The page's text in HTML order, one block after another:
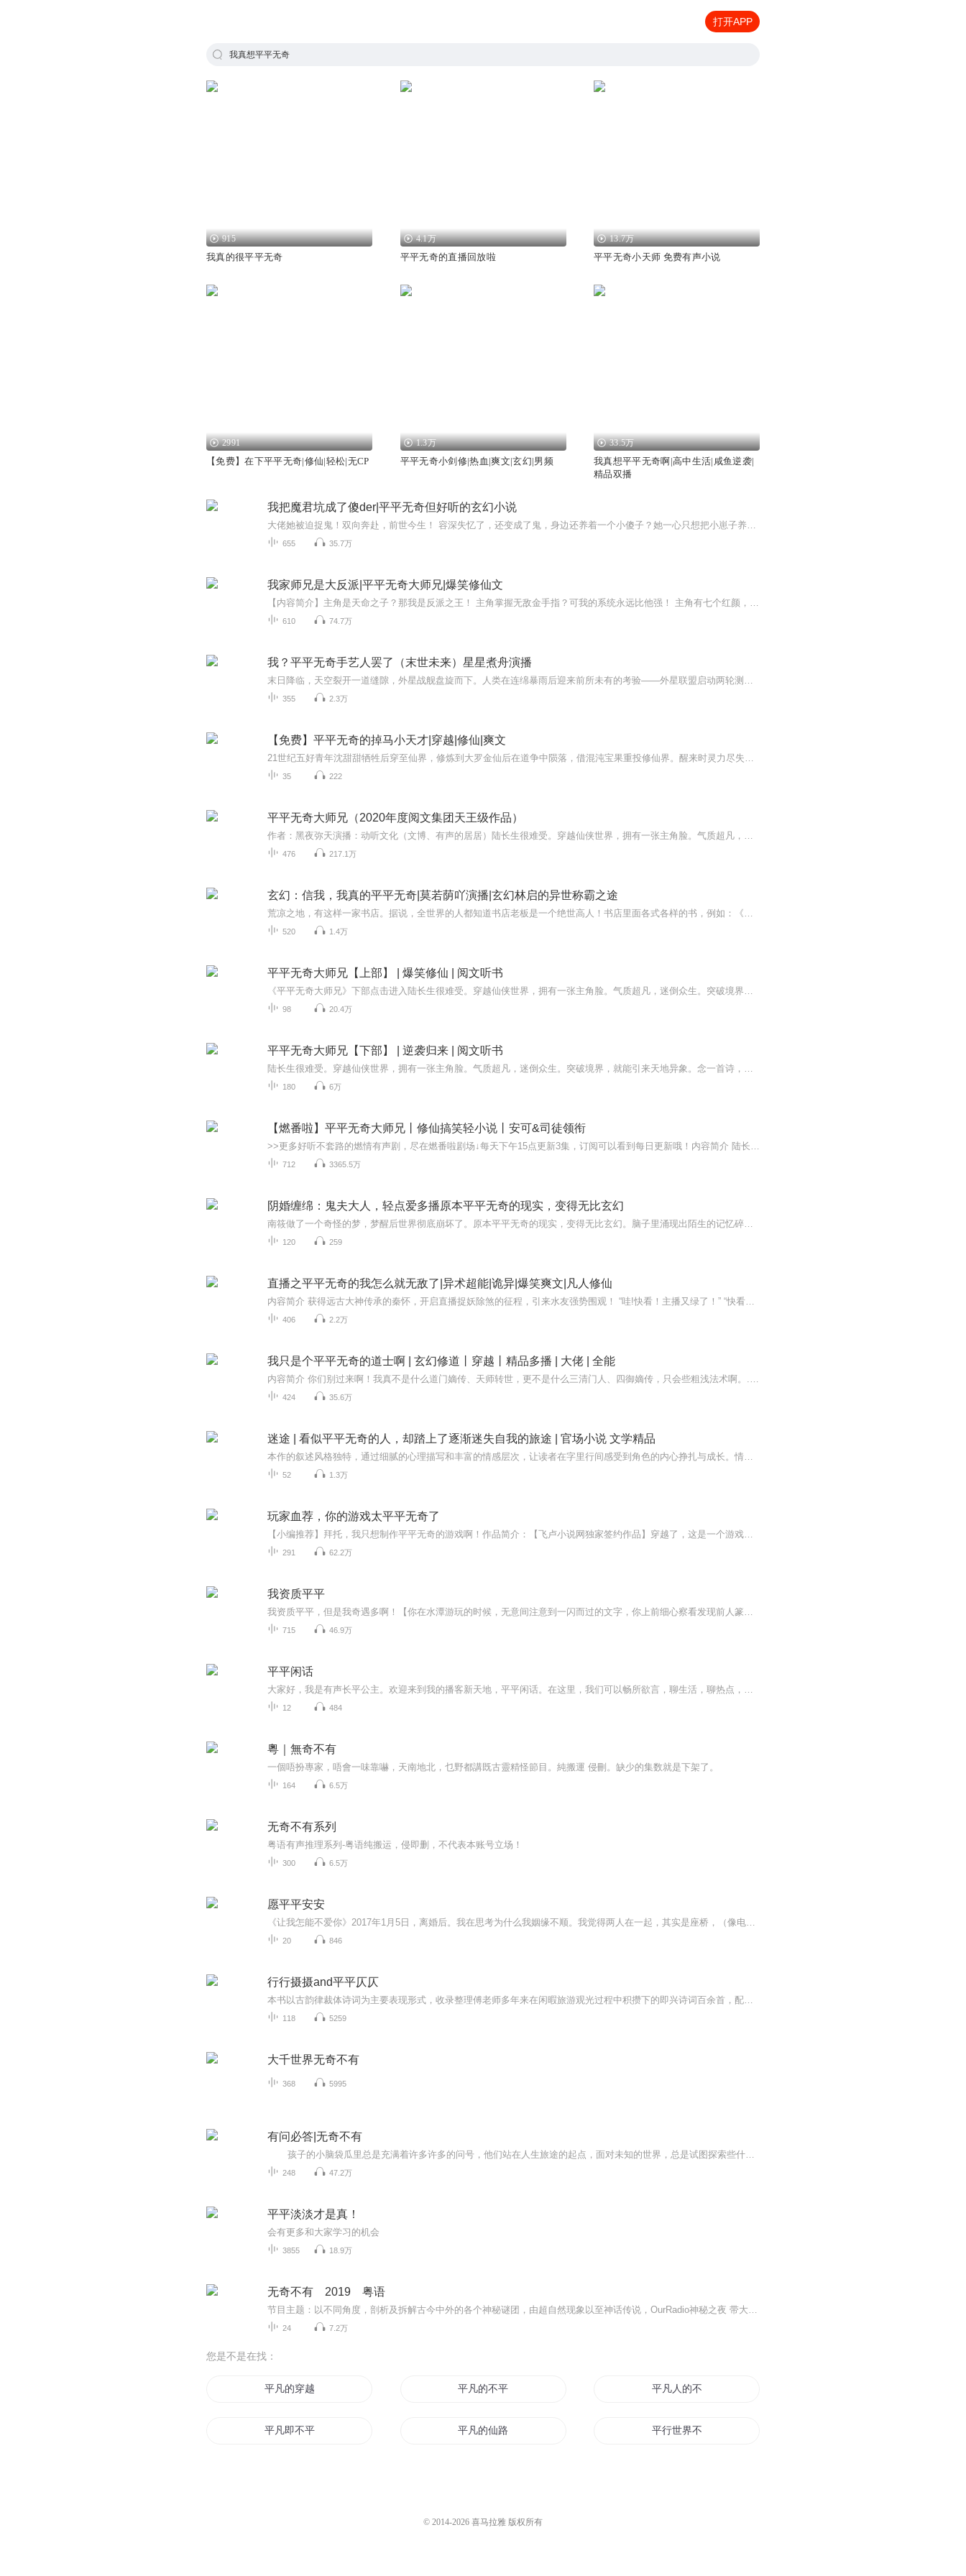
打开APP
我真想平平无奇
915
我真的很平平无奇
4.1万
平平无奇的直播回放啦
13.7万
平平无奇小天师 免费有声小说
2991
【免费】在下平平无奇|修仙|轻松|无CP
1.3万
平平无奇小剑修|热血|爽文|玄幻|男频
33.5万
我真想平平无奇啊|高中生活|咸鱼逆袭|
精品双播
我把魔君坑成了傻der|平平无奇但好听的玄幻小说
大佬她被迫捉鬼！双向奔赴，前世今生！ 容深失忆了，还变成了鬼，身边还养着一个小傻子？她一心只想把小崽子养的白白胖胖，可养着养着却发现傻子不傻了！ 为了找回记忆，容深带着小傻子出门游历，寻找散落各地的记忆石。凶兽出世，阴鬼肆虐，一个个离奇...
655 35.7万
我家师兄是大反派|平平无奇大师兄|爆笑修仙文
【内容简介】主角是天命之子？那我是反派之王！ 主角掌握无敌金手指？可我的系统永远比他强！ 主角有七个红颜，八个知己？ 真棒棒，统统抢过来给我暖床！ 主角肯定会逆袭成功？ 哈？我看你是在自取灭亡！【作者/主播】作者：一剑东来主播：逗瓣【购买须知...
610 74.7万
我？平平无奇手艺人罢了（末世未来）星星煮舟演播
末日降临，天空裂开一道缝隙，外星战舰盘旋而下。人类在连绵暴雨后迎来前所未有的考验——外星联盟启动两轮测试，筛选幸存者加入对抗污染的战斗。叶桑从神秘女子口中得知真相，踏上未知征程。草原、雨林、雪地、沙漠……每一场测试都是生死博弈。他必须在...
355 2.3万
【免费】平平无奇的掉马小天才|穿越|修仙|爽文
21世纪五好青年沈甜甜牺牲后穿至仙界，修炼到大罗金仙后在道争中陨落，借混沌宝果重投修仙界。醒来时灵力尽失，身处九绝剑宗禁地。小葫芦助她引出周天淬剑大阵，她手持醉剑气现身，被众人误认成隐世大能，开启了在修仙界的新旅程。
35 222
平平无奇大师兄（2020年度阅文集团天王级作品）
作者：黑夜弥天演播：动听文化（文博、有声的居居）陆长生很难受。穿越仙侠世界，拥有一张主角脸。气质超凡，迷倒众生。突破境界，就能引来天地异象。念一首诗，便惊动天下文人。随便扯两句道德经、庄子、黄庭经，更是引来天花乱坠，万丈霞光，神兽献瑞。...
476 217.1万
玄幻：信我，我真的平平无奇|莫若荫吖演播|玄幻林启的异世称霸之途
荒凉之地，有这样一家书店。据说，全世界的人都知道书店老板是一个绝世高人！书店里面各式各样的书，例如：《养猪一百法》、《春季植树大全》......这些书被人族不朽的存在视为天外神物！有人租借书籍，居然将一条鱼培养成了上古神兽：青龙！有人租借书籍...
520 1.4万
平平无奇大师兄【上部】 | 爆笑修仙 | 阅文听书
《平平无奇大师兄》下部点击进入陆长生很难受。穿越仙侠世界，拥有一张主角脸。气质超凡，迷倒众生。突破境界，就能引来天地异象。念一首诗，便惊动天下文人。随便扯两句道德经、庄子、黄庭经，更是引来天花乱坠，万丈霞光，神兽献瑞。出去随便历练一下，...
98 20.4万
平平无奇大师兄【下部】 | 逆袭归来 | 阅文听书
陆长生很难受。穿越仙侠世界，拥有一张主角脸。气质超凡，迷倒众生。突破境界，就能引来天地异象。念一首诗，便惊动天下文人。随便扯两句道德经、庄子、黄庭经，更是引来天花乱坠，万丈霞光，神兽献瑞。出去随便历练一下，坐骑不请自来，法宝十步一个。然...
180 6万
【燃番啦】平平无奇大师兄丨修仙搞笑轻小说丨安可&司徒领衔
>>更多好听不套路的燃情有声剧，尽在燃番啦剧场↓每天下午15点更新3集，订阅可以看到每日更新哦！内容简介 陆长生很难受。穿越仙侠世界，拥有一张主角脸。气质超凡，迷倒众生。突破境界，就能引来天地异象。念一首诗，便惊动天下文人。随便扯两句道德经、...
712 3365.5万
阴婚缠绵：鬼夫大人，轻点爱多播原本平平无奇的现实，变得无比玄幻
南筱做了一个奇怪的梦，梦醒后世界彻底崩坏了。原本平平无奇的现实，变得无比玄幻。脑子里涌现出陌生的记忆碎片，青梅竹马也变得让人捉摸不透。 更离谱的是，家里人竟然找了风水先生。风水先生断定，南筱被脏东西缠上了。桃木剑、黑狗血、五帝钱齐上阵，却...
120 259
直播之平平无奇的我怎么就无敌了|异术超能|诡异|爆笑爽文|凡人修仙
内容简介 获得远古大神传承的秦怀，开启直播捉妖除煞的征程，引来水友强势围观！ “哇!快看！主播又绿了！” “快看！主播的狗喷火了！” “哈哈，恭喜主播喜提七星魂珠一枚！” “好可爱的狗狗，好想抱抱他的主人。” “小弟弟，约吗？姐姐也想被你绿啊...
406 2.2万
我只是个平平无奇的道士啊 | 玄幻修道丨穿越丨精品多播 | 大佬 | 全能
内容简介 你们别过来啊！我真不是什么道门嫡传、天师转世，更不是什么三清门人、四御嫡传，只会些粗浅法术啊。......什么？茅山法、天师术？道门八大神咒？地煞七十二术？我是野茅山嘛，众所周知，野茅山里什么人才都有，什么茅山弃徒、龙虎门生、江湖术...
424 35.6万
迷途 | 看似平平无奇的人，却踏上了逐渐迷失自我的旅途 | 官场小说 文学精品
本作的叙述风格独特，通过细腻的心理描写和丰富的情感层次，让读者在字里行间感受到角色的内心挣扎与成长。情节的发展没有明确的终点，而是通过角色间的互动与反思，逐渐揭示出他们的内心世界和对生活的理解。在这个故事中，作者运用了象征与隐喻，揭示了...
52 1.3万
玩家血荐，你的游戏太平平无奇了
【小编推荐】拜托，我只想制作平平无奇的游戏啊！作品简介：【飞卢小说网独家签约作品】穿越了，这是一个游戏火爆的世界，开局觉醒平平无奇游戏系统，游戏越是平平无奇，系统奖励越高。于是，嬴子夜设计第一款游戏——【言出法随】【修仙游戏，招式示玩家...
291 62.2万
我资质平平
我资质平平，但是我奇遇多啊！【你在水潭游玩的时候，无意间注意到一闪而过的文字，你上前细心察看发现前人篆刻的武道秘籍。】
715 46.9万
平平闲话
大家好，我是有声长平公主。欢迎来到我的播客新天地，平平闲话。在这里，我们可以畅所欲言，聊生活，聊热点，聊彼此^_^
12 484
粵｜無奇不有
一個唔扮專家，唔會一味靠嚇，天南地北，乜野都講既古靈精怪節目。純搬運 侵刪。缺少的集数就是下架了。
164 6.5万
无奇不有系列
粤语有声推理系列-粤语纯搬运，侵即删，不代表本账号立场！
300 6.5万
愿平平安安
《让我怎能不爱你》2017年1月5日，离婚后。我在思考为什么我姻缘不顺。我觉得两人在一起，其实是座桥，（像电视剧西湖断桥）像父母，永远知道桥的一头是对方。独身终老，挺好，我心里牵挂着自己，没有变化。可是现在不同，（天链二号03星*孟菲和卫星互联网...
20 846
行行摄摄and平平仄仄
本书以古韵律裁体诗词为主要表现形式，收录整理傅老师多年来在闲暇旅游观光过程中积攒下的即兴诗词百余首，配以相应景点的风光摄影图片和个人管中窥豹的简要介绍与肤浅感悟，力图以诗情画意的形式展现所到之处平凡人眼中大千世界的绚丽多彩和领略中华几千...
118 5259
大千世界无奇不有
368 5995
有问必答|无奇不有
孩子的小脑袋瓜里总是充满着许多许多的问号，他们站在人生旅途的起点，面对未知的世界，总是试图探索些什么。这是什么？那是什么？眼前的这些又是为什么呢？面对孩子林林总总的问题，作为家长的你，是不是也感到头疼，有一些问题，我们并不清楚...
248 47.2万
平平淡淡才是真！
会有更多和大家学习的机会
3855 18.9万
无奇不有 2019 粤语
节目主题：以不同角度，剖析及拆解古今中外的各个神秘谜团，由超自然现象以至神话传说，OurRadio神秘之夜 带大家进入神秘学的辽阔国度。
24 7.2万
您是不是在找：
平凡的穿越不平凡的修仙 平凡的不平凡 平凡人的不平凡仙路
平凡即不平凡 平凡的仙路 平行世界不平行的爱
© 2014-2026 喜马拉雅 版权所有